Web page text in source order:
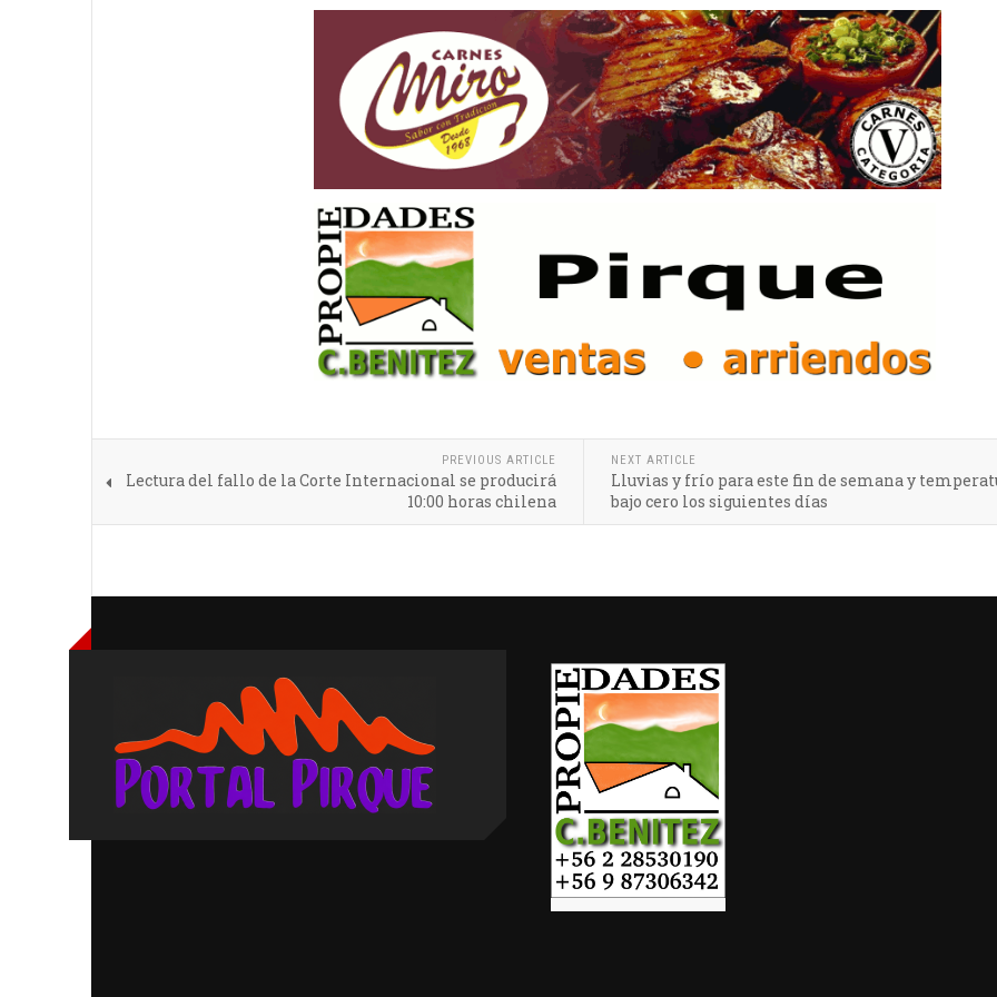
PREVIOUS ARTICLE
Lectura del fallo de la Corte Internacional se producirá
10:00 horas chilena
NEXT ARTICLE
Lluvias y frío para este fin de semana y
bajo cero los siguientes días